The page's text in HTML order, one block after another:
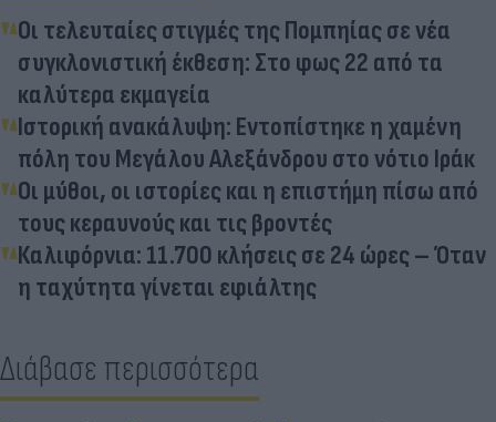
Οι τελευταίες στιγμές της Πομπηίας σε νέα
συγκλονιστική έκθεση: Στο φως 22 από τα
καλύτερα εκμαγεία
Ιστορική ανακάλυψη: Εντοπίστηκε η χαμένη
πόλη του Μεγάλου Αλεξάνδρου στο νότιο Ιράκ
Οι μύθοι, οι ιστορίες και η επιστήμη πίσω από
τους κεραυνούς και τις βροντές
Καλιφόρνια: 11.700 κλήσεις σε 24 ώρες – Όταν
η ταχύτητα γίνεται εφιάλτης
Διάβασε περισσότερα